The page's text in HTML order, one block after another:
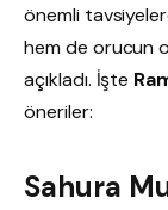
önemli
hem de orucun
açıkladı. İşte
öneriler:
Sahura